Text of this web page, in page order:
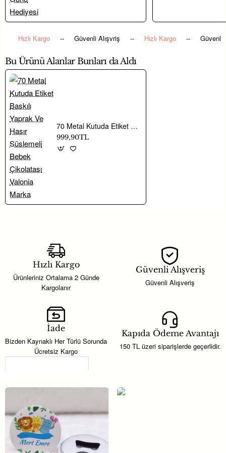
Hızlı Kargo -- Güvenli Alışvriş -- Hızlı Kargo -- Güvenli
Bu Ürünü Alanlar Bunları da Aldı
70 Metal Kutuda Etiket Baskılı Yaprak Ve Hasır Süslemeli Bebek Çikolatası Valonia Marka
999,90TL
Hızlı Kargo
Ürünleriniz Ortalama 2 Günde
Kargolanır
Güvenli Alışveriş
Güvenli Alışveriş
İade
Bizden Kaynaklı Her Türlü Sorunda
Ücretsiz Kargo
Kapıda Ödeme Avantajı
150 TL üzeri siparişlerde geçerlidir.